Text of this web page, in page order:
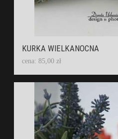
KURKA WIELKANOCNA
cena: 85,00 zł